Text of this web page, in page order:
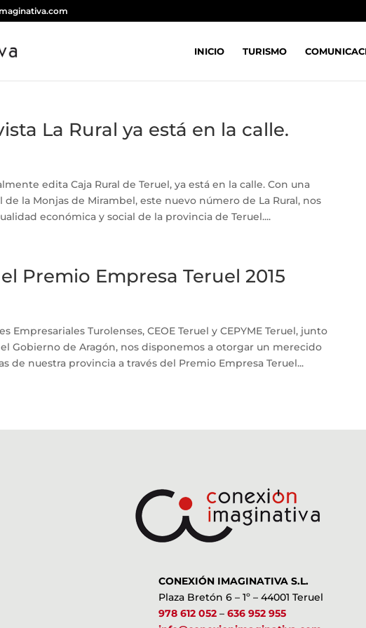
INICIO TURISMO
La Rural ya está en la calle.
edita Caja Rural de Teruel, ya está en la calle. Con una
la Monjas de Mirambel, este nuevo número de La Rural, nos
económica y social de la provincia de Teruel....
Premio Empresa Teruel 2015
Empresariales Turolenses, CEOE Teruel y CEPYME Teruel, junto
Gobierno de Aragón, nos disponemos a otorgar un merecido
de nuestra provincia a través del Premio Empresa Teruel...
CONEXIÓN IMAGINATIVA S.L.
Plaza Bretón 6 – 1º – 44001 Teruel
978 612 052– 636 952 955